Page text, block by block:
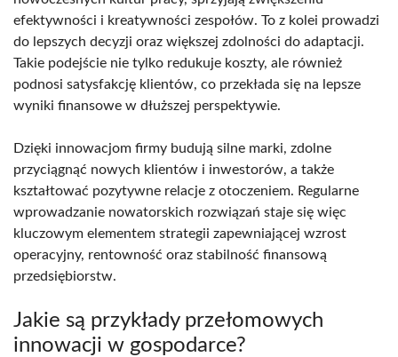
efektywności i kreatywności zespołów. To z kolei prowadzi
do lepszych decyzji oraz większej zdolności do adaptacji.
Takie podejście nie tylko redukuje koszty, ale również
podnosi satysfakcję klientów, co przekłada się na lepsze
wyniki finansowe w dłuższej perspektywie.
Dzięki innowacjom firmy budują silne marki, zdolne
przyciągnąć nowych klientów i inwestorów, a także
kształtować pozytywne relacje z otoczeniem. Regularne
wprowadzanie nowatorskich rozwiązań staje się więc
kluczowym elementem strategii zapewniającej wzrost
operacyjny, rentowność oraz stabilność finansową
przedsiębiorstw.
Jakie są przykłady przełomowych
innowacji w gospodarce?